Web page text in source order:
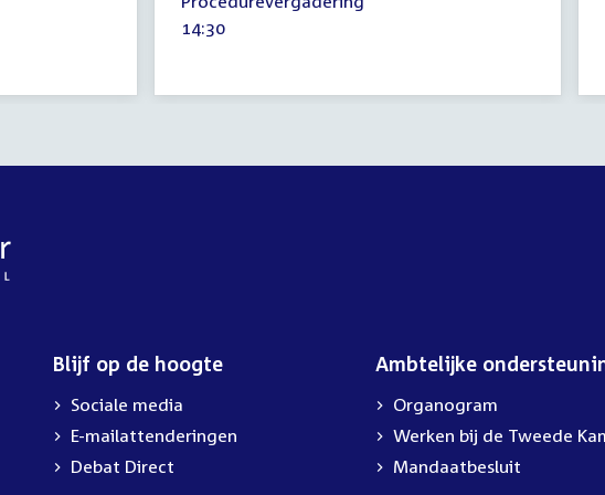
april
2021
Tijd
14:30
Blijf op de hoogte
Sociale media
E-mailattenderingen
Debat Direct
Ambtelijke
Organogram
External
link:
Werken bij de Tweede
Mandaatbesluit